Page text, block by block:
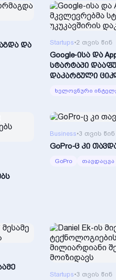
და
Startups•2 თვის წინ
Google-ისა და
სტარტაპი
დაკარგული
ხელოვნური
Business•3 თვის წინ
GoPro-ც კი
GoPro თავდაცვა
Startups•3 თვის წინ